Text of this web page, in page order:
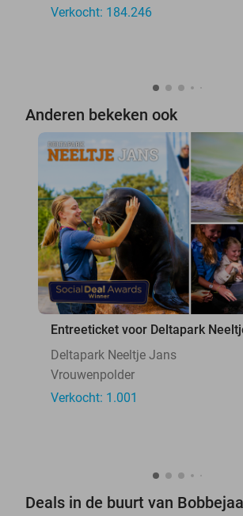
Verkocht: 184.246
Anderen bekeken ook
Entreeticket voor Deltapark
Deltapark Neeltje Jans
Vrouwenpolder
Verkocht: 1.001
Deals in de buurt van